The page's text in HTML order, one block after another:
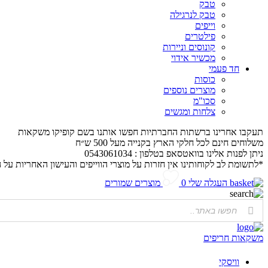
טבק
טבק לנרגילה
וייפים
פילטרים
קונוסים וניירות
מכשיר אידוי
חד פעמי
כוסות
מוצרים נוספים
סכו"מ
צלחות ומגשים
תעקבו אחרינו ברשתות החברתיות חפשו אותנו בשם קופיקו משקאות
משלוחים חינם לכל חלקי הארץ בקנייה מעל 500 ש״ח
ניתן לפנות אלינו בוואטסאפ בטלפון : 0543061034
*לתשומת לב לקוחותינו אין חזרות על מוצרי הווייפים והעישון האחריות
העגלה שלי 0 מוצרים שמורים
משקאות חריפים
וויסקי